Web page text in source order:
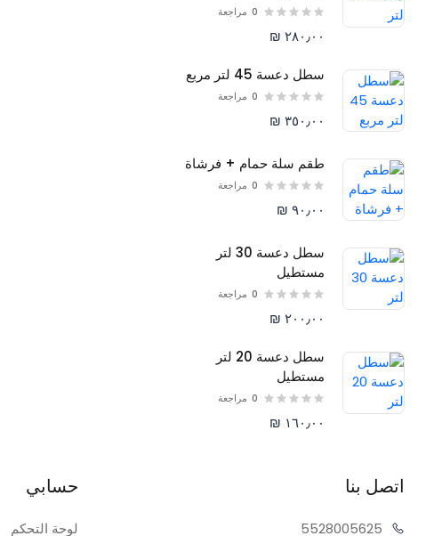
0 مراجعة
٢٨٠٫٠٠ ₪
سطل دعسة 45 لتر مربع
0 مراجعة
٣٥٠٫٠٠ ₪
طقم سلة حمام + فرشاة
0 مراجعة
٩٠٫٠٠ ₪
سطل دعسة 30 لتر
مستطيل
0 مراجعة
٢٠٠٫٠٠ ₪
سطل دعسة 20 لتر
مستطيل
0 مراجعة
١٦٠٫٠٠ ₪
اتصل بنا
05625
55280
حسابي
لوحة التحكم